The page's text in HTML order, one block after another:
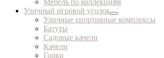
Мебель по коллекциям
Уличный игровой уголок
Уличные спортивные комплексы
Батуты
Садовые качели
Качели
Горки